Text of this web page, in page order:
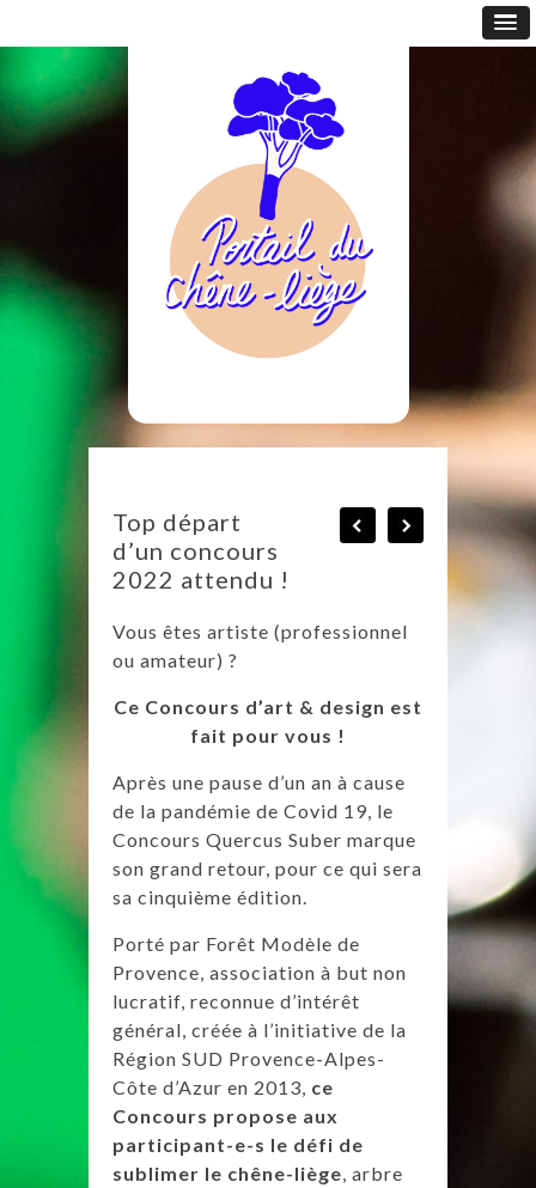
Top départ
d’un concours
2022 attendu !
Vous êtes artiste (professionnel
ou amateur) ?
Ce Concours d’art & design est
fait pour vous !
Après une pause d’un an à cause
de la pandémie de Covid 19, le
Concours Quercus Suber marque
son grand retour, pour ce qui sera
sa cinquième édition.
Porté par Forêt Modèle de
Provence, association à but non
lucratif, reconnue d’intérêt
général, créée à l’initiative de la
Région SUD Provence-Alpes-
Côte d’Azur en 2013, ce
Concours propose aux
participant-e-s le défi de
sublimer le chêne-liège , arbre